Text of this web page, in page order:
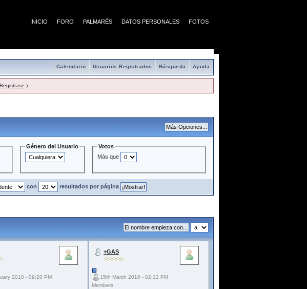
INICIO FORO PALMARÉS DATOS PERSONALES FOTOS
Ayuda
Búsqueda
Usuarios Registrados
Calendario
Registrase )
Género del Usuario
Votos
Más que
con resultados por página
2010 - 09:20 PM
+GAS
15th March 2010 - 02:12 PM
Members